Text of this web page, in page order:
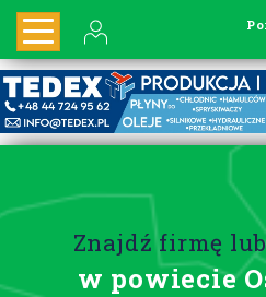
Znajdź firmę
w powiecie